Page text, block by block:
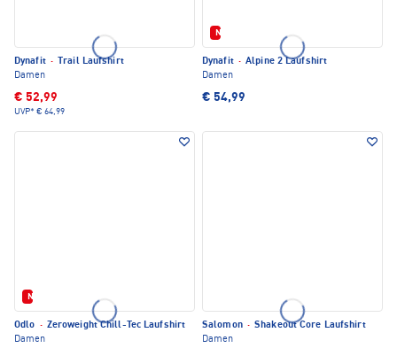
Dynafit ·
Trail Laufshirt
Damen
€ 52,99
UVP* € 64,99
Neu
Dynafit · Alpine 2 Laufshirt
Damen
€ 54,99
Neu
Odlo · Zeroweight Chill-Tec Laufshirt
Damen
Salomon · Shakeout Core Laufshirt
Damen